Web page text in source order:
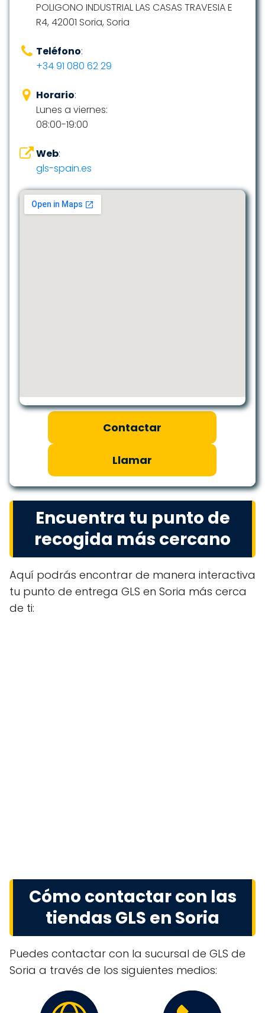
POLIGONO INDUSTRIAL LAS CASAS TRAVESIA E
R4, 42001 Soria, Soria
Teléfono:
+34 91 080 62 29
Horario:
Lunes a viernes:
08:00-19:00
Web:
gls-spain.es
Contactar
Llamar
Encuentra tu punto de
recogida más cercano
Aquí podrás encontrar de manera interactiva
tu punto de entrega GLS en Soria más cerca
de ti:
Cómo contactar con las
tiendas GLS en Soria
Puedes contactar con la sucursal de GLS de
Soria a través de los siguientes medios: